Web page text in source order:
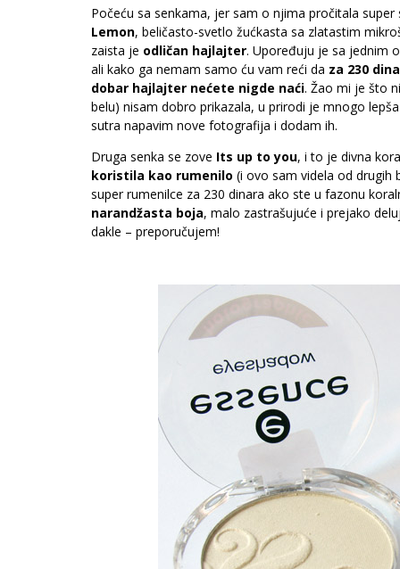
Počeću sa senkama, jer sam o njima pročitala
Lemon, beličasto-svetlo žućkasta sa zlatastim
zaista je odličan hajlajter. Upoređuju je sa jednim
ali kako ga nemam samo ću vam reći da za 230
dobar hajlajter nećete nigde naći. Žao mi je što
belu) nisam dobro prikazala, u prirodi je mnogo
sutra napavim nove fotografija i dodam ih.
Druga senka se zove Its up to you, i to je divna
koristila kao rumenilo (i ovo sam videla od drugih
super rumenilce za 230 dinara ako ste u fazonu
narandžasta boja, malo zastrašujuće i prejako
dakle – preporučujem!